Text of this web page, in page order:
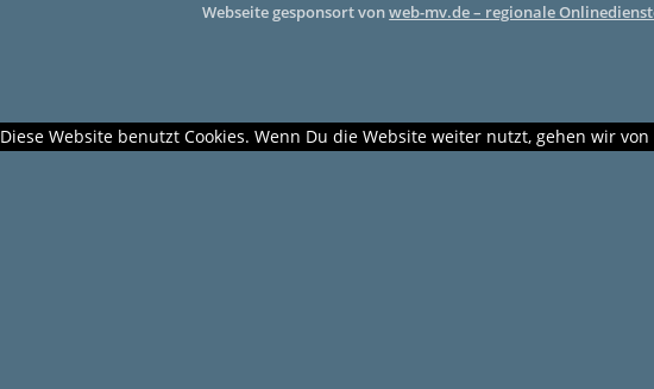
Webseite gesponsort vonweb-mv.de – regionale
Diese Website benutzt Cookies. Wenn Du die Website weiter nutzt, gehen wir